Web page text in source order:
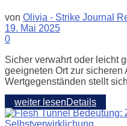
von Olivia - Strike Journal
19. Mai 2025
0
Sicher verwahrt oder leicht
geeigneten Ort zur sicheren
Wertgegenständen stellt
weiter lesenDetails